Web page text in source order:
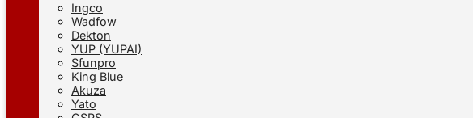
Ingco
Wadfow
Dekton
YUP (YUPAI)
Sfunpro
King Blue
Akuza
Yato